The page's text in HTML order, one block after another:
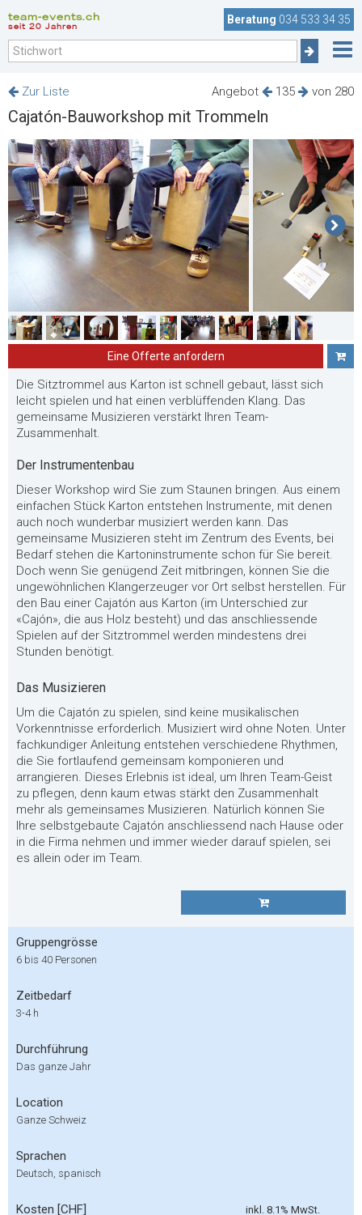
team-events.ch
seit 20 Jahren
Beratung 034 533 34 35
Angebot 135 von 280
Zur Liste
Cajatón-Bauworkshop mit Trommeln
Eine Offerte anfordern
Die Sitztrommel aus Karton ist schnell gebaut, lässt sich
leicht spielen und hat einen verblüffenden Klang. Das
gemeinsame Musizieren verstärkt Ihren Team-
Zusammenhalt.
Der Instrumentenbau
Dieser Workshop wird Sie zum Staunen bringen. Aus einem
einfachen Stück Karton entstehen Instrumente, mit denen
auch noch wunderbar musiziert werden kann. Das
gemeinsame Musizieren steht im Zentrum des Events, bei
Bedarf stehen die Kartoninstrumente schon für Sie bereit.
Doch wenn Sie genügend Zeit mitbringen, können Sie die
ungewöhnlichen Klangerzeuger vor Ort selbst herstellen. Für
den Bau einer Cajatón aus Karton (im Unterschied zur
«Cajón», die aus Holz besteht) und das anschliessende
Spielen auf der Sitztrommel werden mindestens drei
Stunden benötigt.
Das Musizieren
Um die Cajatón zu spielen, sind keine musikalischen
Vorkenntnisse erforderlich. Musiziert wird ohne Noten. Unter
fachkundiger Anleitung entstehen verschiedene Rhythmen,
die Sie fortlaufend gemeinsam komponieren und
arrangieren. Dieses Erlebnis ist ideal, um Ihren Team-Geist
zu pflegen, denn kaum etwas stärkt den Zusammenhalt
mehr als gemeinsames Musizieren. Natürlich können Sie
Ihre selbstgebaute Cajatón anschliessend nach Hause oder
in die Firma nehmen und immer wieder darauf spielen, sei
es allein oder im Team.
Gruppengrösse
6 bis 40 Personen
Zeitbedarf
3-4 h
Durchführung
Das ganze Jahr
Location
Ganze Schweiz
Sprachen
Deutsch, spanisch
Kosten [CHF]
inkl. 8.1% MwSt.